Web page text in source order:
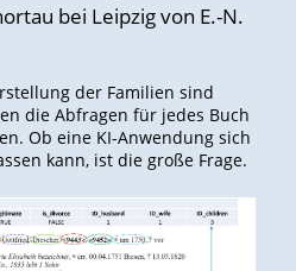
bei Leipzig von E.-N.
der Familien sind
die Abfragen für jedes Buch
Ob eine KI-Anwendung sich
kann, ist die große Frage.